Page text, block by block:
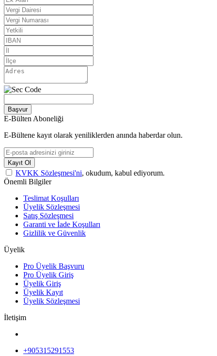
Başvur
E-Bülten Aboneliği
E-Bültene kayıt olarak yeniliklerden anında haberdar olun.
Kayıt Ol
KVKK Sözleşmesi'ni, okudum, kabul ediyorum.
Önemli Bilgiler
Teslimat Koşulları
Üyelik Sözleşmesi
Satış Sözleşmesi
Garanti ve İade Koşulları
Gizlilik ve Güvenlik
Üyelik
Pro Üyelik Başvuru
Pro Üyelik Giriş
Üyelik Giriş
Üyelik Kayıt
Üyelik Sözleşmesi
İletişim
+905315291553